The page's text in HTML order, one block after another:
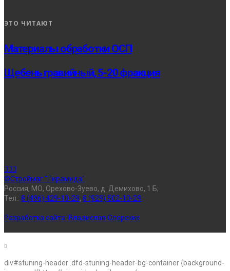
ЭТО ЧИТАЮТ
Материалы обработки ОСП
Щебень гравийный, 5-20 фракция
©Строймаг "Пирамида"
Россия, МО, Орехово-Зуево, д. Демихово, 1 Б;
Тел.: 8 (496) 429-10-29, 8 (929) 502-10-29
Разработка сайта: Владислав Олерских
div#stuning-header .dfd-stuning-header-bg-container {background-